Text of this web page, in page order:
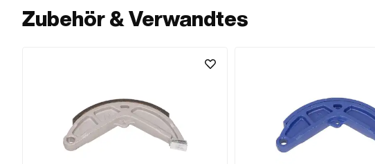
Zubehör & Verwandtes